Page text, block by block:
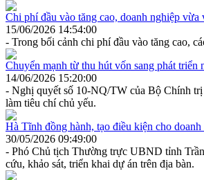
Chi phí đầu vào tăng cao, doanh nghiệp
15/06/2026 14:54:00
- Trong bối cảnh chi phí đầu vào tăng cao,
Chuyển mạnh từ thu hút vốn sang phát triển
14/06/2026 15:20:00
- Nghị quyết số 10-NQ/TW của Bộ Chính
làm tiêu chí chủ yếu.
Hà Tĩnh đồng hành, tạo điều kiện cho
30/05/2026 09:49:00
- Phó Chủ tịch Thường trực UBND tỉnh
cứu, khảo sát, triển khai dự án trên địa bàn.